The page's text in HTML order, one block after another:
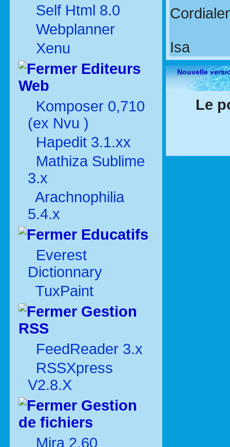
Self Html 8.0
Webplanner
Xenu
Editeurs
Web
Komposer 0,710
(ex Nvu )
Hapedit 3.1.xx
Mathiza Sublime
3.x
Arachnophilia
5.4.x
Educatifs
Everest
Dictionnary
TuxPaint
Gestion
RSS
FeedReader 3.x
RSSXpress
V2.8.X
Gestion
de fichiers
Mira 2.60
Isa
Nouvelle
Le